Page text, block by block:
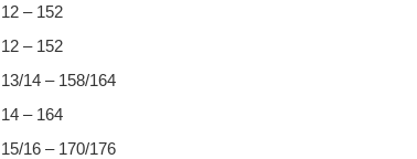
12 – 152
12 – 152
13/14 – 158/164
14 – 164
15/16 – 170/176